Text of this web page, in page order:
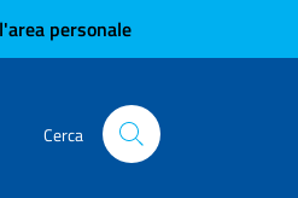
personale
Cerca